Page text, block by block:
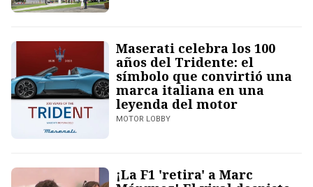
Maserati celebra los 100
años del Tridente: el
símbolo que convirtió una
marca italiana en una
leyenda del motor
MOTOR LOBBY
¡La F1 'retira' a Marc